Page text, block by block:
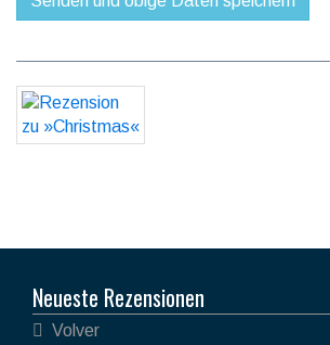
Neueste Rezensionen
Volver